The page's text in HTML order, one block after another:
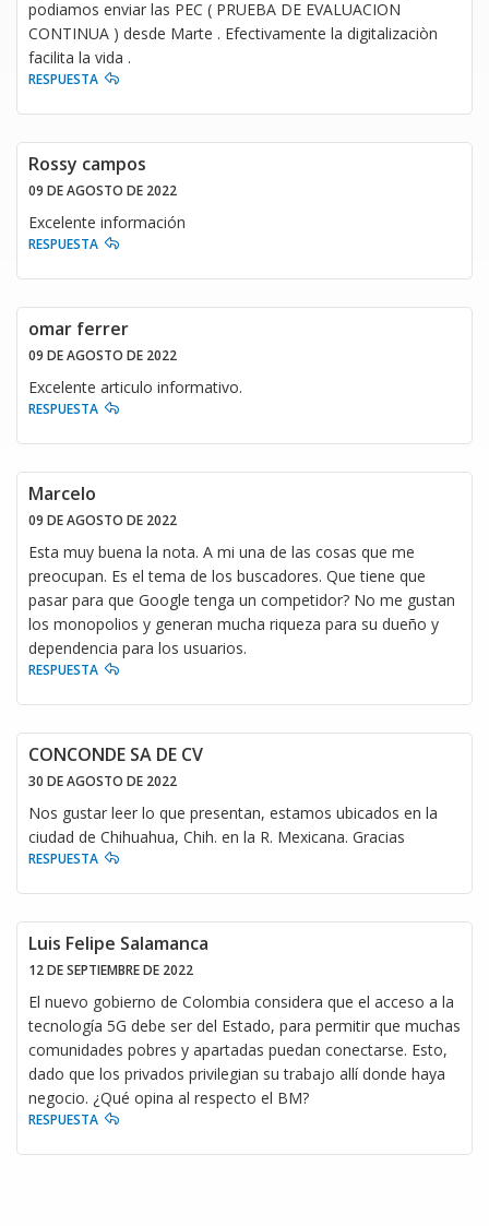
podiamos enviar las PEC ( PRUEBA DE EVALUACION
CONTINUA ) desde Marte . Efectivamente la digitalizaciòn
facilita la vida .
RESPUESTA
Rossy campos
09 DE AGOSTO DE 2022
Excelente información
RESPUESTA
omar ferrer
09 DE AGOSTO DE 2022
Excelente articulo informativo.
RESPUESTA
Marcelo
09 DE AGOSTO DE 2022
Esta muy buena la nota. A mi una de las cosas que me
preocupan. Es el tema de los buscadores. Que tiene que
pasar para que Google tenga un competidor? No me gustan
los monopolios y generan mucha riqueza para su dueño y
dependencia para los usuarios.
RESPUESTA
CONCONDE SA DE CV
30 DE AGOSTO DE 2022
Nos gustar leer lo que presentan, estamos ubicados en la
ciudad de Chihuahua, Chih. en la R. Mexicana. Gracias
RESPUESTA
Luis Felipe Salamanca
12 DE SEPTIEMBRE DE 2022
El nuevo gobierno de Colombia considera que el acceso a la
tecnología 5G debe ser del Estado, para permitir que muchas
comunidades pobres y apartadas puedan conectarse. Esto,
dado que los privados privilegian su trabajo allí donde haya
negocio. ¿Qué opina al respecto el BM?
RESPUESTA